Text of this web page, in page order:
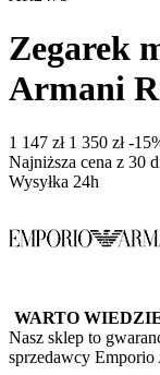
Zegarek
Armani
‍1 147‍ zł ‍1 350‍ zł -
Najniższa cena z 30
Wysyłka 24h
WARTO
Nasz sklep to
sprzedawcy Emporio